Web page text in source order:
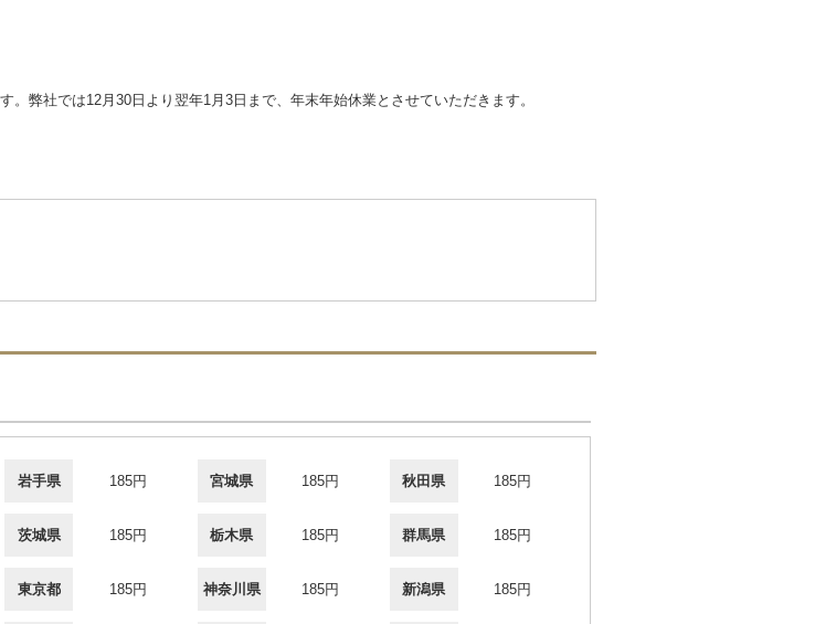
弊社では12月30日より翌年1月3日まで、年末年始休業とさせていただきます。
岩手県 185円 宮城県 185円 秋田県 185円
茨城県 185円 栃木県 185円 群馬県 185円
東京都 185円 神奈川県 185円 新潟県 185円